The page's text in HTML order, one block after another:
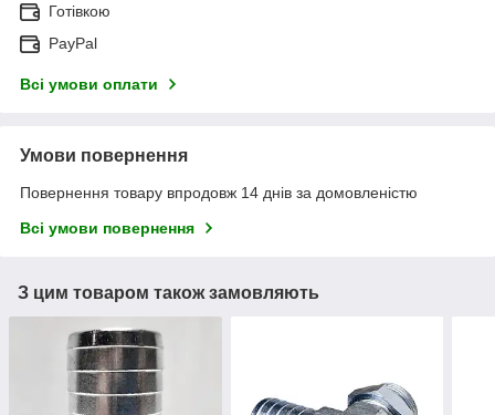
Готівкою
PayPal
Всі умови оплати
Умови повернення
Повернення товару впродовж 14 днів за домовленістю
Всі умови повернення
З цим товаром також замовляють